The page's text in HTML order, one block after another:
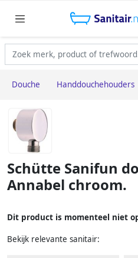
Douche Handdouchehouders
Schütte Sanifun
Annabel chroom.
Dit product is momenteel niet
Bekijk relevante sanitair: